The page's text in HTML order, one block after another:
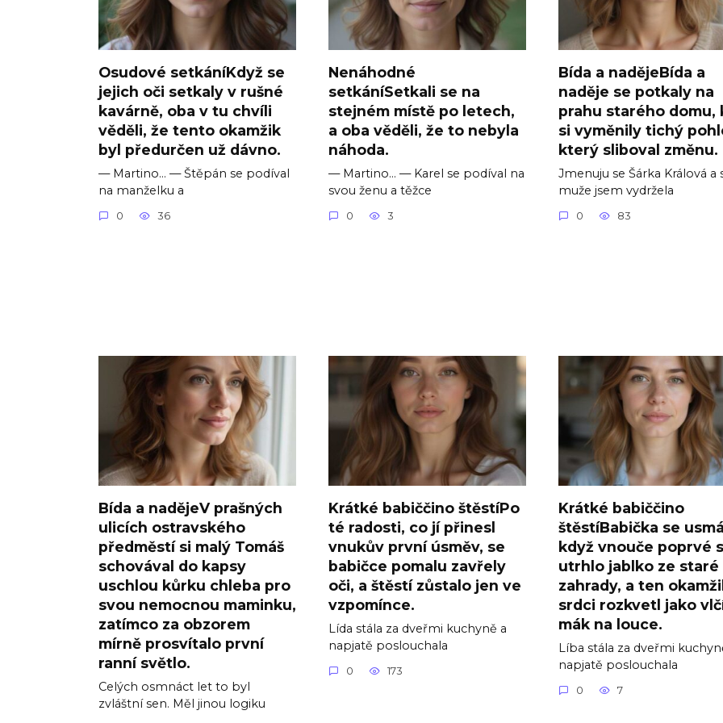
Osudové setkáníKdyž se
jejich oči setkaly v rušné
kavárně, oba v tu chvíli
věděli, že tento okamžik
byl předurčen už dávno.
— Martino… — Štěpán se podíval
na manželku a
0 36
Nenáhodné
setkáníSetkali se na
stejném místě po letech,
a oba věděli, že to nebyla
náhoda.
— Martino… — Karel se podíval na
svou ženu a těžce
0 3
Bída a nadějeBída a
naděje se potkaly na
prahu starého domu,
si vyměnily tichý
který sliboval změnu.
Jmenuju se Šárka Králová a
muže jsem vydržela
0 83
Bída a nadějeV prašných
ulicích ostravského
předměstí si malý Tomáš
schovával do kapsy
uschlou kůrku chleba pro
svou nemocnou maminku,
zatímco za obzorem
mírně prosvítalo první
ranní světlo.
Celých osmnáct let to byl
zvláštní sen. Měl jinou logiku
Krátké babiččino štěstíPo
té radosti, co jí přinesl
vnukův první úsměv, se
babičce pomalu zavřely
oči, a štěstí zůstalo jen ve
vzpomínce.
Lída stála za dveřmi kuchyně a
napjatě poslouchala
0 173
Krátké babiččino
štěstíBabička se
když vnouče poprvé
utrhlo jablko ze staré
zahrady, a ten
srdci rozkvetl jako
mák na louce.
Líba stála za dveřmi
napjatě poslouchala
0 7